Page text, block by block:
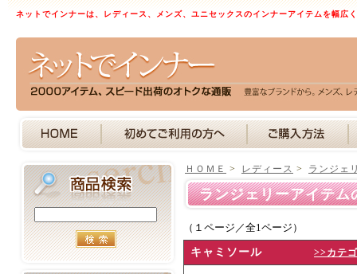
ネットでインナーは、レディース、メンズ、ユニセックスのインナーアイテムを幅広
ＨＯＭＥ > レディース > ランジェ
ランジェリーアイテ
（１ページ／全1ページ）
キャミソール >>カテ